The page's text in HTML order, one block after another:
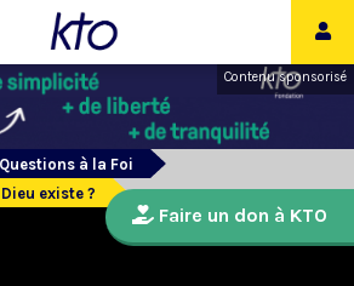
Contenu sponsorisé
à la Foi
existe ?
Faire un don à KTO